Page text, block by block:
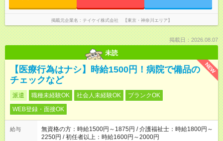
掲載元企業名 テイケイ株式会社 【東京・神奈川エリア】
掲載日：2026.08.07
未読
NEW
【医療行為はナシ】時給1500円！病院で備品の
チェックなど
派遣 職種未経験OK 社会人未経験OK
ブランクOK
WEB登録・面接OK
給与
無資格の方：時給1500円～1875円 / 介護福祉士：時給1800円～
2250円 / 初任者以上：時給1600円～2000円